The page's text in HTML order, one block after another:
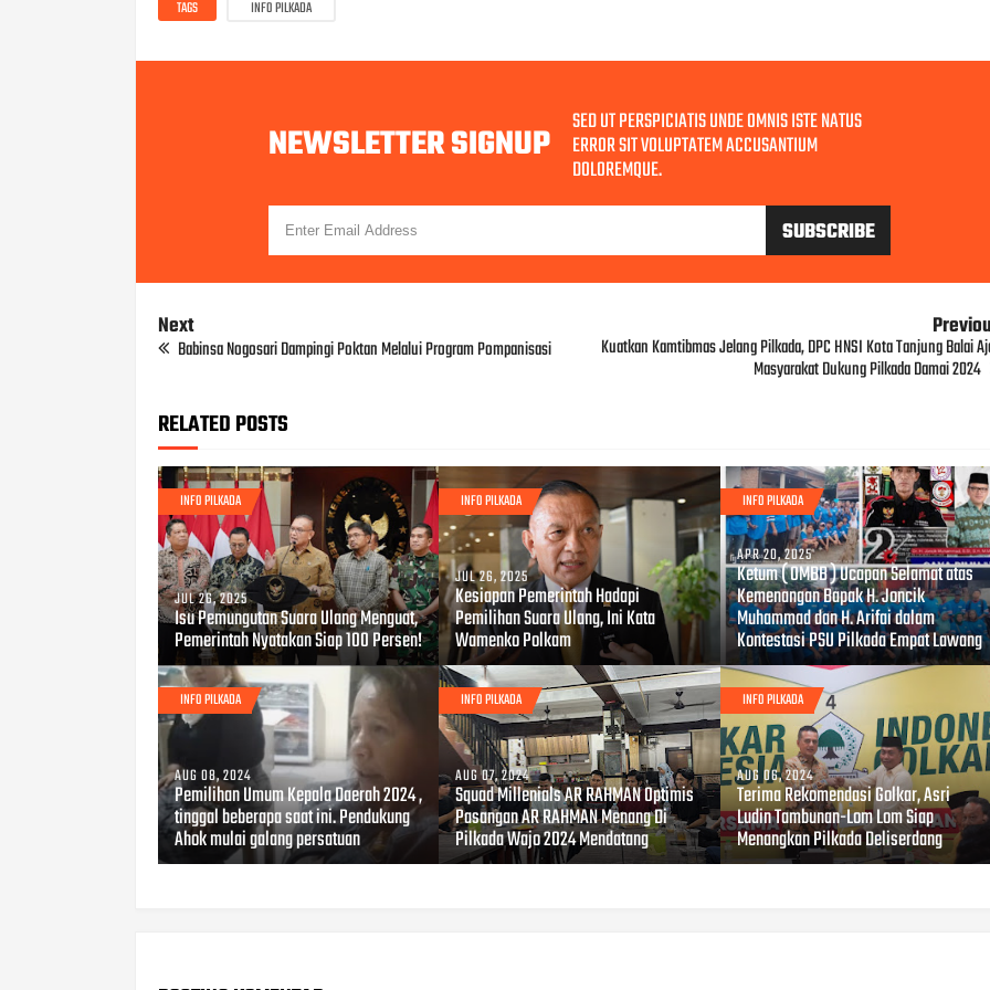
TAGS INFO PILKADA
NEWSLETTER SIGNUP SED UT PERSPICIATIS UNDE OMNIS ISTE NATUS
ERROR SIT VOLUPTATEM ACCUSANTIUM
DOLOREMQUE.
Next
Babinsa Nogosari Dampingi Poktan Melalui Program Pompanisasi Kuatkan Kamtibmas Jelang Pilkada, DPC HNSI Kota Tanjung Balai
Masyarakat Dukung Pilkada Damai 2024
RELATED POSTS
INFO PILKADA
JUL 26, 2025
Isu Pemungutan Suara Ulang Menguat,
Pemerintah Nyatakan Siap 100 Persen!
INFO PILKADA
JUL 26, 2025
Kesiapan Pemerintah Hadapi
Pemilihan Suara Ulang, Ini Kata
Wamenko Polkam
INFO PILKADA
APR 20, 2025
Ketum ( OMBB ) Ucapan Selamat atas
Kemenangan Bapak H. Joncik
Muhammad dan H. Arifai dalam
Kontestasi PSU Pilkada Empat Lawang
INFO PILKADA
AUG 08, 2024
Pemilihan Umum Kepala Daerah 2024 ,
tinggal beberapa saat ini. Pendukung
Ahok mulai galang persatuan
INFO PILKADA
AUG 07, 2024
Squad Millenials AR RAHMAN Optimis
Pasangan AR RAHMAN Menang Di
Pilkada Wajo 2024 Mendatang
INFO PILKADA
AUG 06, 2024
Terima Rekomendasi Golkar, Asri
Ludin Tambunan-Lom Lom Siap
Menangkan Pilkada Deliserdang